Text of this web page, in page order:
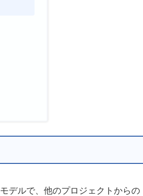
デルで、他のプロジェクトからの